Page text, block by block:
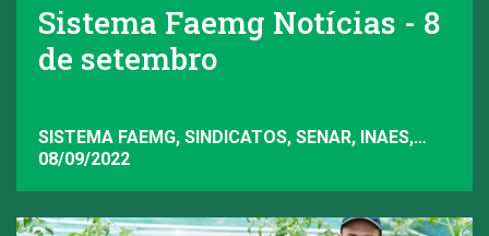
Sistema Faemg Notícias - 8
de setembro
SISTEMA FAEMG, SINDICATOS, SENAR, INAES,
FAEMG
08/09/2022